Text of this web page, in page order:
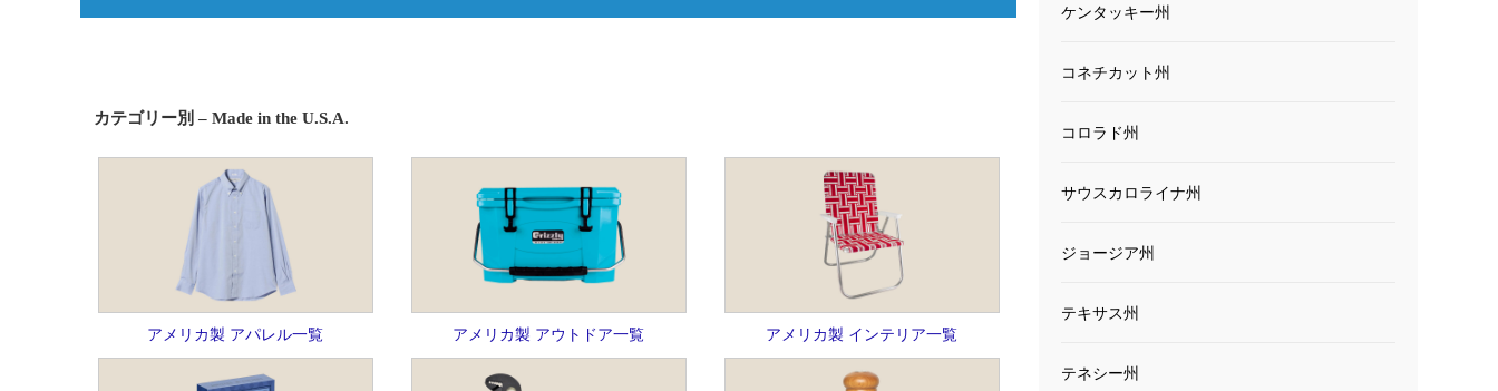
カテゴリー別 – Made in the U.S.A.
アメリカ製 アパレル一覧 アメリカ製 アウトドア一覧 アメリカ製 インテリア一覧
ケンタッキー州
コネチカット州
コロラド州
サウスカロライナ州
ジョージア州
テキサス州
テネシー州